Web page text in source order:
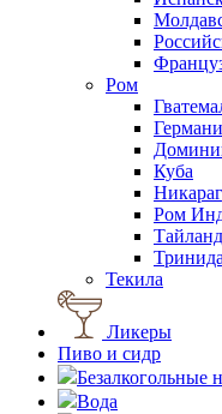
Ром
Куба
Ром
Тайланд
Текила
Ликеры
Пиво и сидр
Безалкогольные
Вода